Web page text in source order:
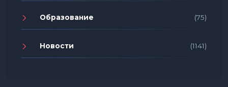
Образование (75)
Новости (1141)